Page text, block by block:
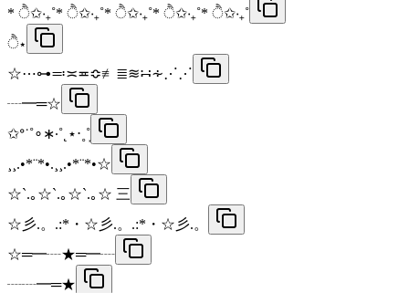
* ੈ✩‧₊˚* ੈ✩‧₊˚* ੈ✩‧₊˚* ੈ✩‧₊˚* ੈ✩‧₊˚
ੈ⋆
☆⋯⊶≕≍≖≎≢≣≋∺∻⋰⋰
┈━═☆
✩ᐤ˙˚∘∗∙˚˛⋆⋅˳˚͙
¸¸.•*¨*•.¸¸.•*¨*•☆
☆`.｡☆`.｡☆`.｡☆ 三
☆彡.。.:*・☆彡.。.:*・☆彡.。
☆═━┈★═━┈
┈┈━═★